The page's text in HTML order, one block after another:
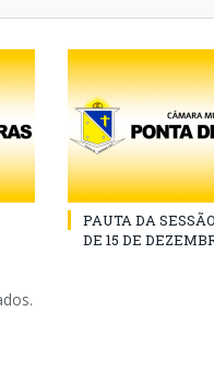
PAUTA DA
DE 15 DE